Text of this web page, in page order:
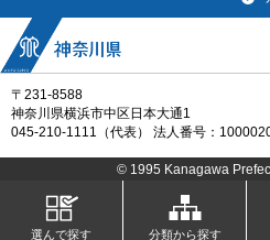
〒231-8588
神奈川県横浜市中区日本大通1
045-210-1111（代表） 法人番号：
© 1995 Kanagawa
選んで探す 分類から探す